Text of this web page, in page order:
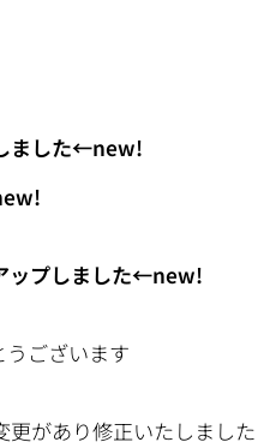
ました←new!
ップしました←new!
ございます
があり修正いたしました